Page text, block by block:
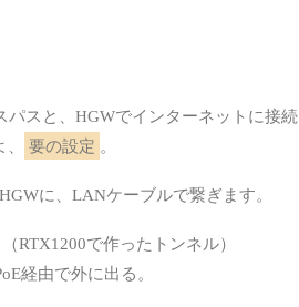
パスと、HGWでインターネットに接続
要の設定 。
に、LANケーブルで繋ぎます。
RTX1200で作ったトンネル）
経由で外に出る。